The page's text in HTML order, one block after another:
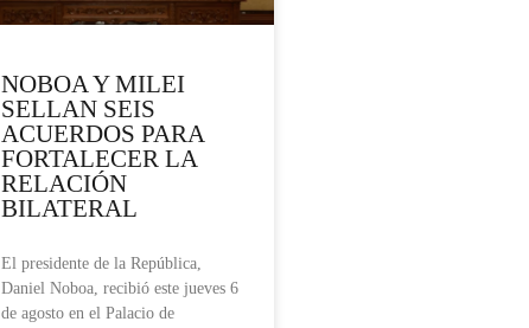
NOBOA Y MILEI
SELLAN SEIS
ACUERDOS PARA
FORTALECER LA
RELACIÓN
BILATERAL
El presidente de la República,
Daniel Noboa, recibió este jueves 6
de agosto en el Palacio de